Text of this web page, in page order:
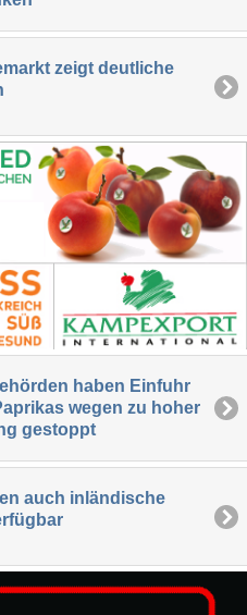
zeigt deutliche
haben Einfuhr
wegen zu hoher
gestoppt
auch inländische